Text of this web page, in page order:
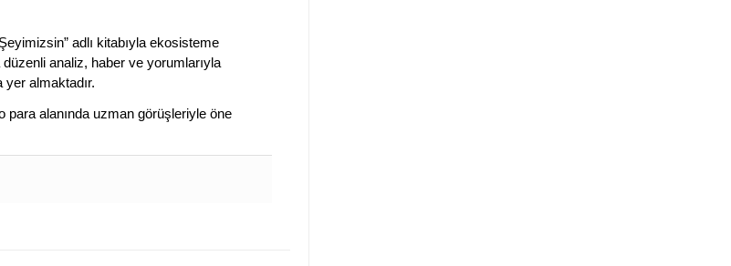
adlı kitabıyla ekosisteme
analiz, haber ve yorumlarıyla
yer almaktadır.
alanında uzman görüşleriyle öne